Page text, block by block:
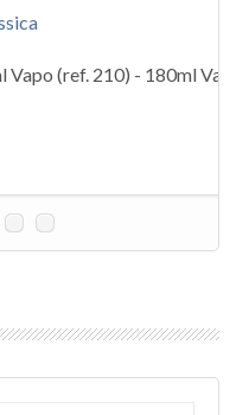
Vapo (ref. 210) - 180ml Vapo